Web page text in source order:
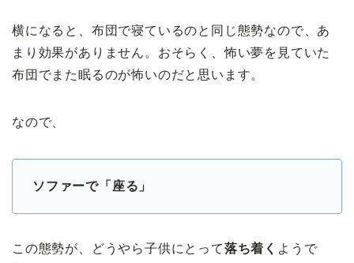
横になると、布団で寝ているのと同じ態勢なので、あ
まり効果がありません。おそらく、怖い夢を見ていた
布団でまた眠るのが怖いのだと思います。
なので、
ソファーで「座る」
この態勢が、どうやら子供にとって落ち着く ようで